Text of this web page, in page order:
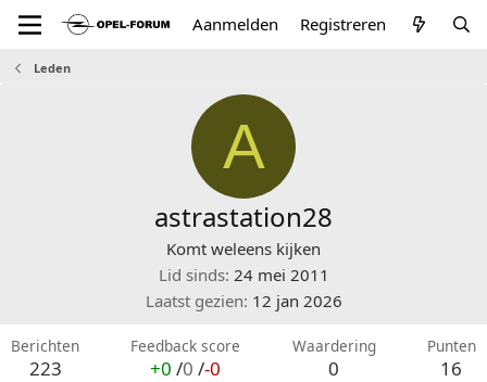
Aanmelden Registreren
Leden
A
astrastation28
Komt weleens kijken
Lid sinds 24 mei 2011
Laatst gezien 12 jan 2026
Berichten
223
Feedback score
+0 /0 /-0
Waardering
0
Punten
16